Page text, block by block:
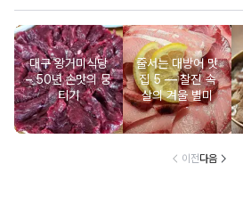
대구 왕거미식당
– 50년 손맛의 뭉
티기
줄서는 대방어 맛
집 5 ― 찰진 속
살의 겨울 별미
이전다음